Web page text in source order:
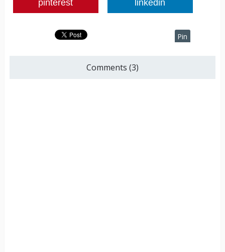
pinterest linkedin
Pin
Comments (3)